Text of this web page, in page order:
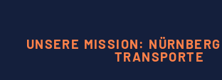
UNSERE MISSION:
TRANSPORTE